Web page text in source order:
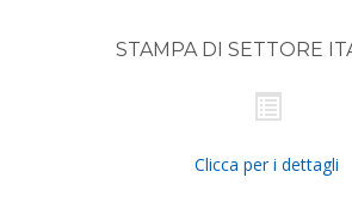
STAMPA DI SETTORE
Clicca per i dettagli